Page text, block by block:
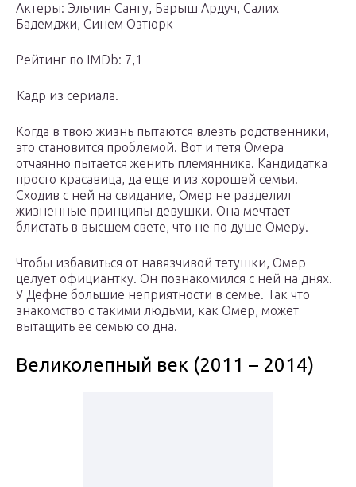
Актеры: Эльчин Сангу, Барыш Ардуч, Салих
Бадемджи, Синем Озтюрк
Рейтинг по IMDb: 7,1
Кадр из сериала.
Когда в твою жизнь пытаются влезть родственники,
это становится проблемой. Вот и тетя Омера
отчаянно пытается женить племянника. Кандидатка
просто красавица, да еще и из хорошей семьи.
Сходив с ней на свидание, Омер не разделил
жизненные принципы девушки. Она мечтает
блистать в высшем свете, что не по душе Омеру.
Чтобы избавиться от навязчивой тетушки, Омер
целует официантку. Он познакомился с ней на днях.
У Дефне большие неприятности в семье. Так что
знакомство с такими людьми, как Омер, может
вытащить ее семью со дна.
Великолепный век (2011 – 2014)